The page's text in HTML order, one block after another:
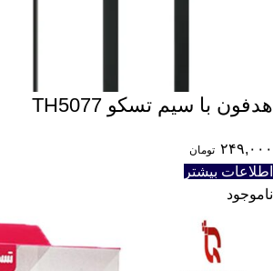
هدفون با سیم تسکو TH5077
۲۴۹,۰۰۰ تومان
اطلاعات بیشتر
ناموجود